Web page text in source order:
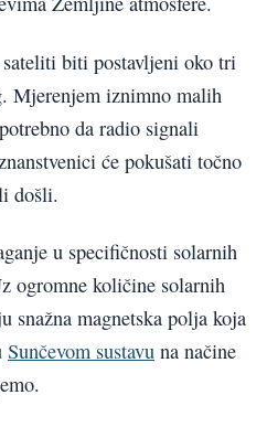
biti postavljeni oko tri
Mjerenjem iznimno malih
da radio signali
će pokušati točno
došli.
u specifičnosti solarnih
ogromne količine solarnih
snažna magnetska polja koja
Sunčevom sustavu na načine